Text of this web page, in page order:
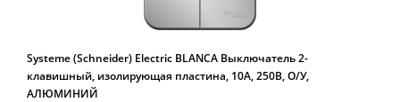
Systeme (Schneider) Electric BLANCA Выключатель 2-
клавишный, изолирующая пластина, 10А, 250B, О/У,
АЛЮМИНИЙ